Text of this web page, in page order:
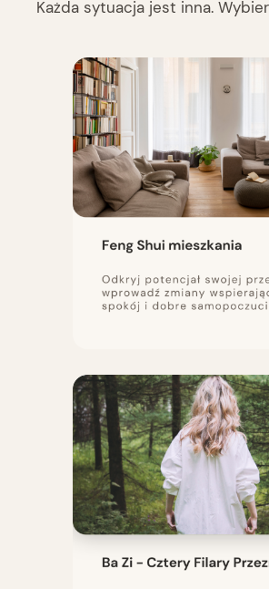
Każda sytuacja jest inna.